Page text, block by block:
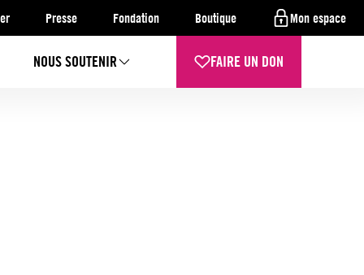
Presse Fondation Boutique Mon espace
NOUS SOUTENIR FAIRE UN DON